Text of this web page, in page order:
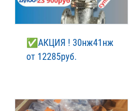
✅АКЦИЯ ! 30нж41нж
от 12285руб.